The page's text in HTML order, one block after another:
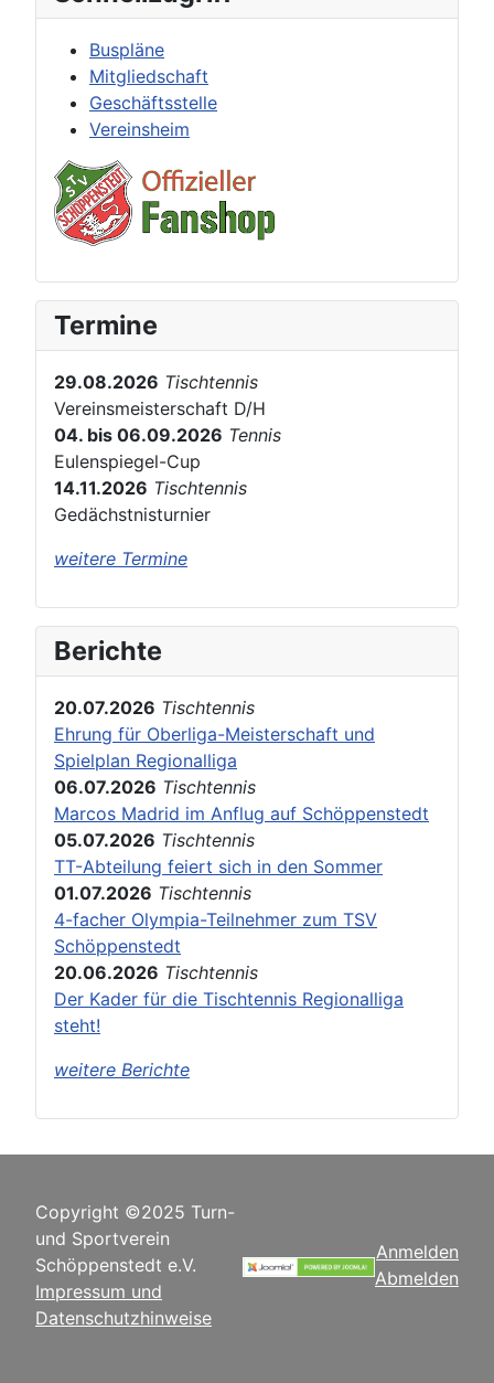
Buspläne
Mitgliedschaft
Geschäftsstelle
Vereinsheim
Termine
29.08.2026 Tischtennis
Vereinsmeisterschaft D/H
04. bis 06.09.2026 Tennis
Eulenspiegel-Cup
14.11.2026 Tischtennis
Gedächstnisturnier
weitere Termine
Berichte
20.07.2026 Tischtennis
Ehrung für Oberliga-Meisterschaft und
Spielplan Regionalliga
06.07.2026 Tischtennis
Marcos Madrid im Anflug auf Schöppenstedt
05.07.2026 Tischtennis
TT-Abteilung feiert sich in den Sommer
01.07.2026 Tischtennis
4-facher Olympia-Teilnehmer zum TSV
Schöppenstedt
20.06.2026 Tischtennis
Der Kader für die Tischtennis Regionalliga
steht!
weitere Berichte
Copyright ©2025 Turn-
und Sportverein
Schöppenstedt e.V.
Impressum und
Datenschutzhinweise
Anmelden
Abmelden